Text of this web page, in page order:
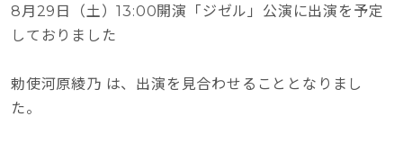
8月29日（土）13:00開演「ジゼル」公演に出演を予定
しておりました
勅使河原綾乃 は、出演を見合わせることとなりまし
た。